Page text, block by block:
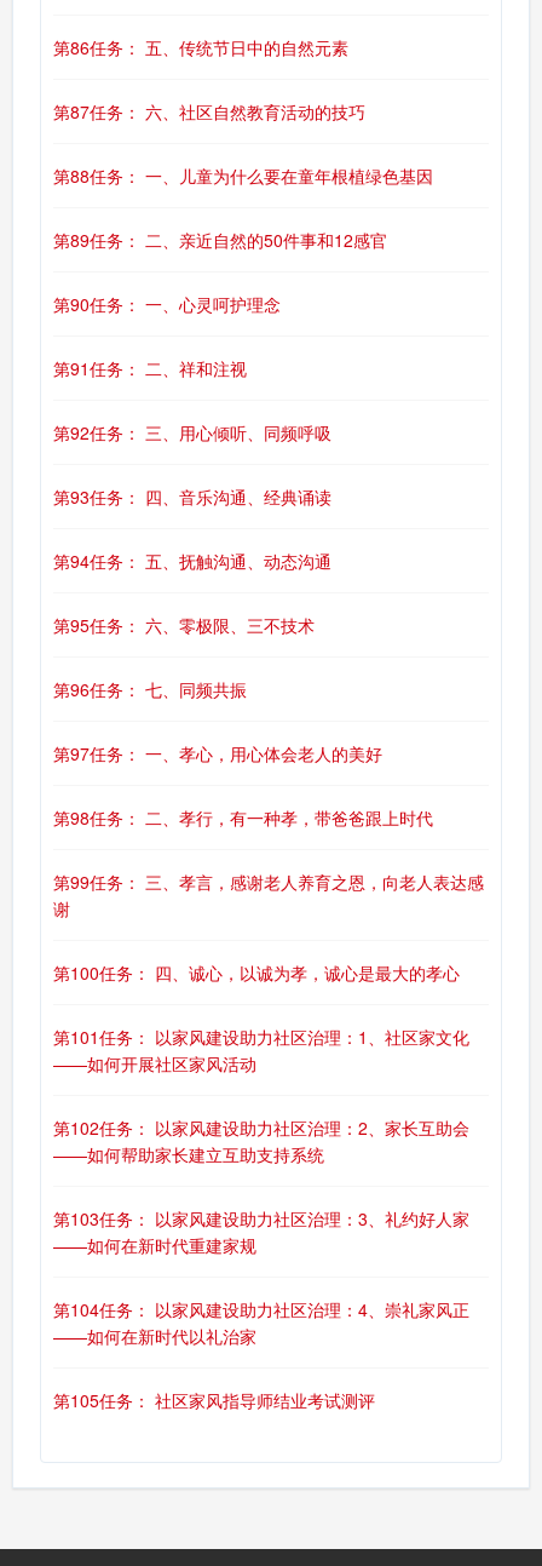
第86任务： 五、传统节日中的自然元素
第87任务： 六、社区自然教育活动的技巧
第88任务： 一、儿童为什么要在童年根植绿色基因
第89任务： 二、亲近自然的50件事和12感官
第90任务： 一、心灵呵护理念
第91任务： 二、祥和注视
第92任务： 三、用心倾听、同频呼吸
第93任务： 四、音乐沟通、经典诵读
第94任务： 五、抚触沟通、动态沟通
第95任务： 六、零极限、三不技术
第96任务： 七、同频共振
第97任务： 一、孝心，用心体会老人的美好
第98任务： 二、孝行，有一种孝，带爸爸跟上时代
第99任务： 三、孝言，感谢老人养育之恩，向老人表达感
谢
第100任务： 四、诚心，以诚为孝，诚心是最大的孝心
第101任务： 以家风建设助力社区治理：1、社区家文化
——如何开展社区家风活动
第102任务： 以家风建设助力社区治理：2、家长互助会
——如何帮助家长建立互助支持系统
第103任务： 以家风建设助力社区治理：3、礼约好人家
——如何在新时代重建家规
第104任务： 以家风建设助力社区治理：4、崇礼家风正
——如何在新时代以礼治家
第105任务： 社区家风指导师结业考试测评